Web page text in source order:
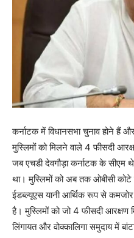
कर्नाटक में विधानसभा चुनाव होने हैं
मुस्लिमों को मिलने वाले 4 फीसदी
जब एचडी देवगौड़ा कर्नाटक के सीएम
था। मुस्लिमों को अब तक ओबीसी
ईडब्ल्यूएस यानी आर्थिक रूप से
है। मुस्लिमों को जो 4 फीसदी
लिंगायत और वोक्कालिगा समुदाय में